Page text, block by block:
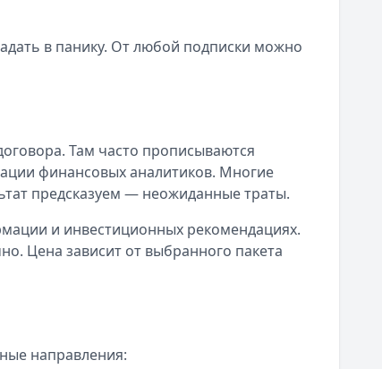
в панику. От любой подписки можно
Там часто прописываются
финансовых аналитиков. Многие
предсказуем — неожиданные траты.
и инвестиционных рекомендациях.
Цена зависит от выбранного пакета
направления: